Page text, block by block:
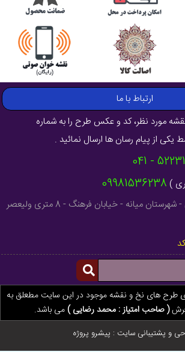
ارتباط با ما
مورد نظر، کد و عکس طرح را به شماره
یکی از پیام رسان ها ارسال نمائید .
)
09981536238
آدرس : آذربایجان شرقی - شهرستان میانه - خیابان فرهنگ - 8 متری ولیعصر
طرح های نخ و نقشه موجود در این سایت مطعلق به
فرش( صاحب امتیاز : محمد رضایی )می باشد.
و پشتیبانی سایت : پیشرو پروژه